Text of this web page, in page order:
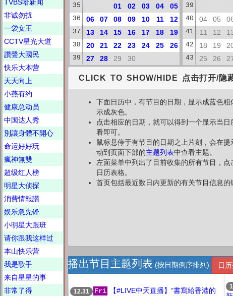
TVBS哈新闻
非诚勿扰
一袋女王
CCTV星光大道
讚聲大國民
快乐大本营
天天向上
小燕有约
健康总动员
中国达人秀
別讓身體不開心
命运好好玩
瘋神無雙
超级红人榜
明星大侦探
消費情報讚
娱乐急先锋
小明星大跟班
请你跟我这样过
本山快乐营
我是歌手
来自星星的事
非常了得
35
01 02 03 04 05
36 06 07 08 09 10 11 12
37 13 14 15 16 17 18 19
38 20 21 22 23 24 25 26
39 27 28 29 30
39
40 04 05
41 11 12
42 18 19
43 25 26
CLICK TO SHOW/HIDE 点击打开/隐
下面日历中，有节目的日期，显示成蓝色
示成灰色。
点击相应的日期，就可以得到一个显示当
看即可。
鼠标悬停于有节目的日期之上片刻，会在
动到页面下部的主题列表中查看主题。
左面菜单中列出了目前收集的所有节目，
日历表格。
首页包括最近数日内更新的有关节目信息的
播出节目主题列表 (按日期倒序排列) 日
12.31 Fri
【#LIVE中天直播】“書寫給香港的